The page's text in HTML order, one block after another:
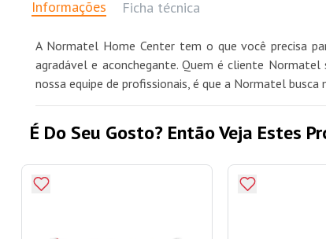
Informações Ficha técnica
A Normatel Home Center tem o que você precisa
agradável e aconchegante. Quem é cliente
nossa equipe de profissionais, é que a Normatel
É Do Seu Gosto? Então Veja Estes